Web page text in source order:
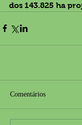
dos 143.825 ha
Comentários